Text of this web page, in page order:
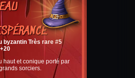
byzantin Très rare #5
haut et conique porté par
sorciers.